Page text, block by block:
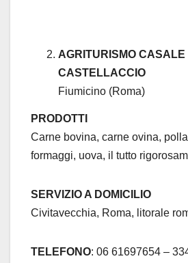
AGRITURISMO CASALE
CASTELLACCIO
Fiumicino (Roma)
PRODOTTI
Carne bovina, carne ovina,
formaggi, uova, il tutto
SERVIZIO A DOMICILIO
Civitavecchia, Roma, litorale
TELEFONO: 06 61697654 –